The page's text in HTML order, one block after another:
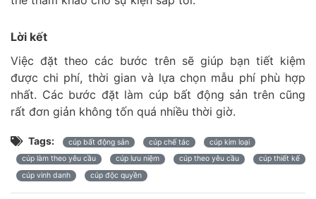
Lời kết
Việc đặt theo các bước trên sẽ giúp bạn tiết kiệm
được chi phí, thời gian và lựa chọn mẫu phí phù hợp
nhất. Các bước đặt làm cúp bất động sản trên cũng
rất đơn giản không tốn quá nhiều thời giờ.
Tags: cúp bất động sản cúp chế tác
cúp kim loại
cúp làm theo yêu cầu
cúp lưu niệm cúp theo yêu cầu
cúp thiết kế
cúp vinh danh
cúp độc quyền